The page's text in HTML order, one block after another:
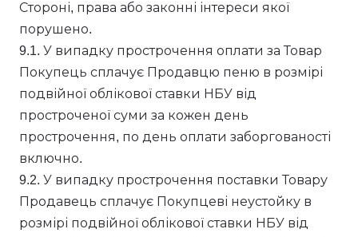
Стороні, права або законні інтереси якої
порушено.
9.1. У випадку прострочення оплати за Товар
Покупець сплачує Продавцю пеню в розмірі
подвійної облікової ставки НБУ від
простроченої суми за кожен день
прострочення, по день оплати заборгованості
включно.
9.2. У випадку прострочення поставки Товару
Продавець сплачує Покупцеві неустойку в
розмірі подвійної облікової ставки НБУ від